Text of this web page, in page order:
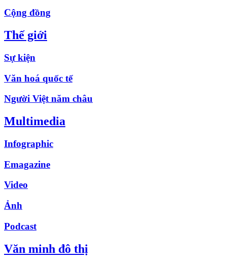
Cộng đồng
Thế giới
Sự kiện
Văn hoá quốc tế
Người Việt năm châu
Multimedia
Infographic
Emagazine
Video
Ảnh
Podcast
Văn minh đô thị